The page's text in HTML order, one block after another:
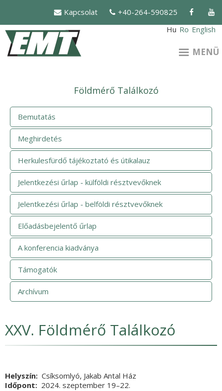
tartalomra
Kapcsolat
+40-264-590825
Hu Ro English
MENÜ
Földmérő Találkozó
Bemutatás
Meghirdetés
Herkulesfürdő tájékoztató és útikalauz
Jelentkezési űrlap - külföldi résztvevőknek
Jelentkezési űrlap - belföldi résztvevőknek
Előadásbejelentő űrlap
A konferencia kiadványa
Támogatók
Archívum
XXV. Földmérő Találkozó
Helyszín Csíksomlyó, Jakab Antal Ház
Időpont
2024. szeptember 19Vége
–22.